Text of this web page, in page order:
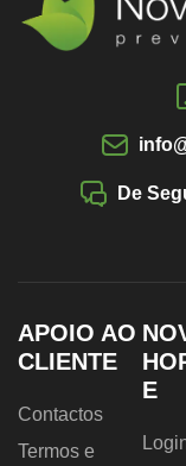
De
APOIO AO
CLIENTE
Contactos
Termos e
E